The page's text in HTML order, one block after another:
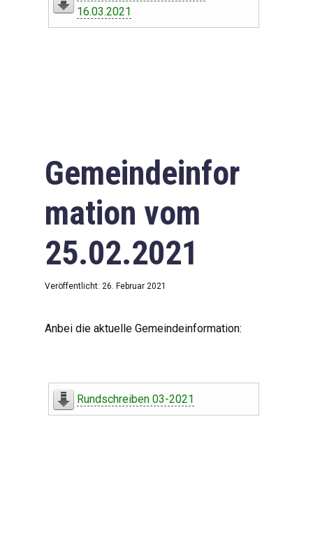
Leben in Oberdorf
Downloads
Impressum
Datenschutzerklärung
16.03.2021
Gemeindeinfor
mation vom
25.02.2021
Veröffentlicht: 26. Februar 2021
Anbei die aktuelle Gemeindeinformation:
Rundschreiben 03-2021